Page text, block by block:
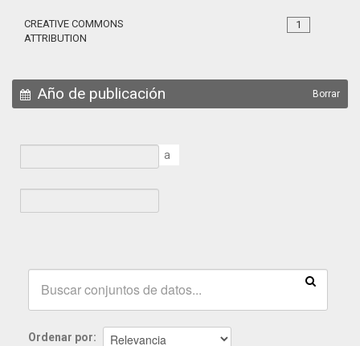
1
CREATIVE COMMONS
ATTRIBUTION
Año de publicación Borrar
a
Ordenar por